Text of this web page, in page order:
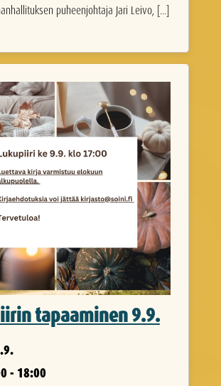
puheenjohtaja Jari Leivo, [...]
tapaaminen 9.9.
- 18:00